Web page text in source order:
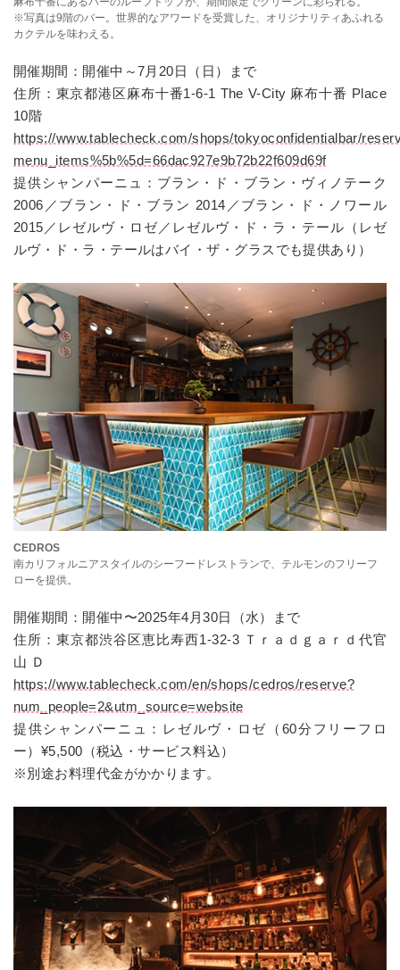
※写真は9階のバー。世界的なアワードを受賞した、オリジナリティあふれる
カクテルを味わえる。
開催期間：開催中～7月20日（日）まで
住所：東京都港区麻布十番1-6-1 The V-City 麻布十番 Place
10階
https://www.tablecheck.com/shops/tokyoconfidentialbar/
menu_items%5b%5d=66dac927e9b72b22f609d69f
提供シャンパーニュ：ブラン・ド・ブラン・ヴィノテーク
2006／ブラン・ド・ブラン 2014／ブラン・ド・ノワール
2015／レゼルヴ・ロゼ／レゼルヴ・ド・ラ・テール（レゼ
ルヴ・ド・ラ・テールはバイ・ザ・グラスでも提供あり）
CEDROS
南カリフォルニアスタイルのシーフードレストランで、テルモンのフリーフ
ローを提供。
開催期間：開催中〜2025年4月30日（水）まで
住所：東京都渋谷区恵比寿西1-32-3 Ｔｒａｄｇａｒｄ代官
山 Ｄ
https://www.tablecheck.com/en/shops/cedros/reserve?
num_people=2&utm_source=website
提供シャンパーニュ：レゼルヴ・ロゼ（60分フリーフロ
ー）¥5,500（税込・サービス料込）
※別途お料理代金がかかります。